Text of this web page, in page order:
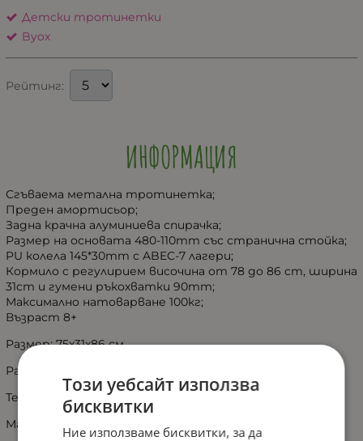
Детски тротинетки
Byox
Рейтинг:
ИНФОРМАЦИЯ
Сгъваема метална тротинетка;
Преден амортисьор;
Задна крачна алуминиева спирачка;
Размер на основата 480-110mm със странична стойка;
PU колела 145*30mm с ABEC-7 лагери;
Кормило с регулирием височина от 78 до 86 cm, ширина
31cm и гумени ръкохватки 90mm;
Максимално натоварване 100кг;
Възраст 8+
Размер: 75x31x86 см
Размер на опаковка: 68x12x27 см
Тегло кг: 3.2
Материал гуми/Размер: PU /полиуретан/•145 mm
Този уебсайт използва
бисквитки
Ние използваме бисквитки, за да